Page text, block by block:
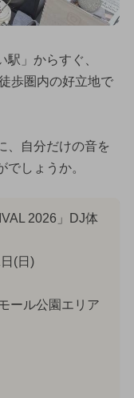
」からすぐ、
歩圏内の好立地で
、自分だけの音を
しょうか。
2026」DJ体
(日)
ール公園エリア